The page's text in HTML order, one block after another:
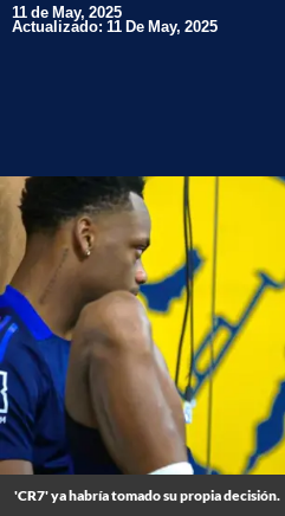
11 de May, 2025
Actualizado: 11 De May, 2025
'CR7' ya habría tomado su propia decisión.